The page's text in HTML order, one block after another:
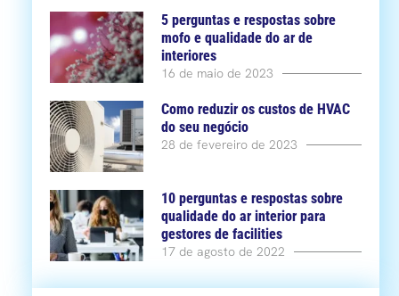
5 perguntas e respostas sobre
mofo e qualidade do ar de
interiores
16 de maio de 2023
Como reduzir os custos de HVAC
do seu negócio
28 de fevereiro de 2023
10 perguntas e respostas sobre
qualidade do ar interior para
gestores de facilities
17 de agosto de 2022